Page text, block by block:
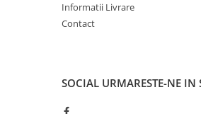
Informatii Livrare
Contact
SOCIAL URMARESTE-NE